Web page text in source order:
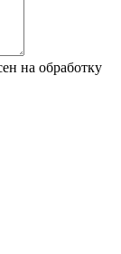
на обработку